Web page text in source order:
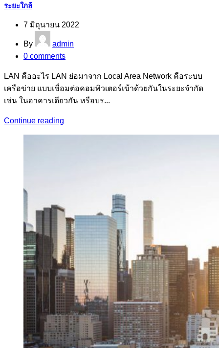
ระยะใกล้
7 มิถุนายน 2022
By
admin
0 comments
LAN คืออะไร LAN ย่อมาจาก Local Area Network คือระบบ
เครือข่าย แบบเชื่อมต่อคอมพิวเตอร์เข้าด้วยกันในระยะจำกัด
เช่น ในอาคารเดียวกัน หรือบร...
Continue reading